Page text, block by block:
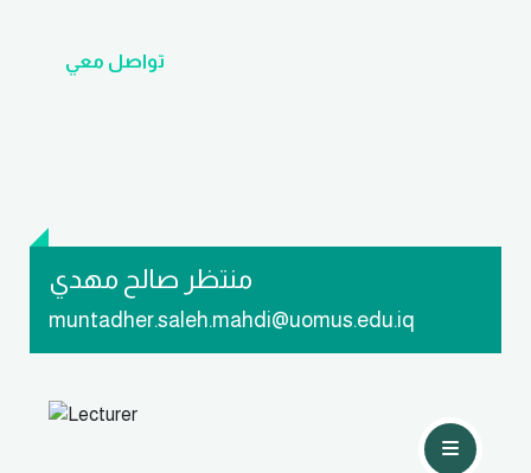
منتظر صالح مهدي
muntadher.saleh.mahdi@uomus.edu.iq
تواصل معي